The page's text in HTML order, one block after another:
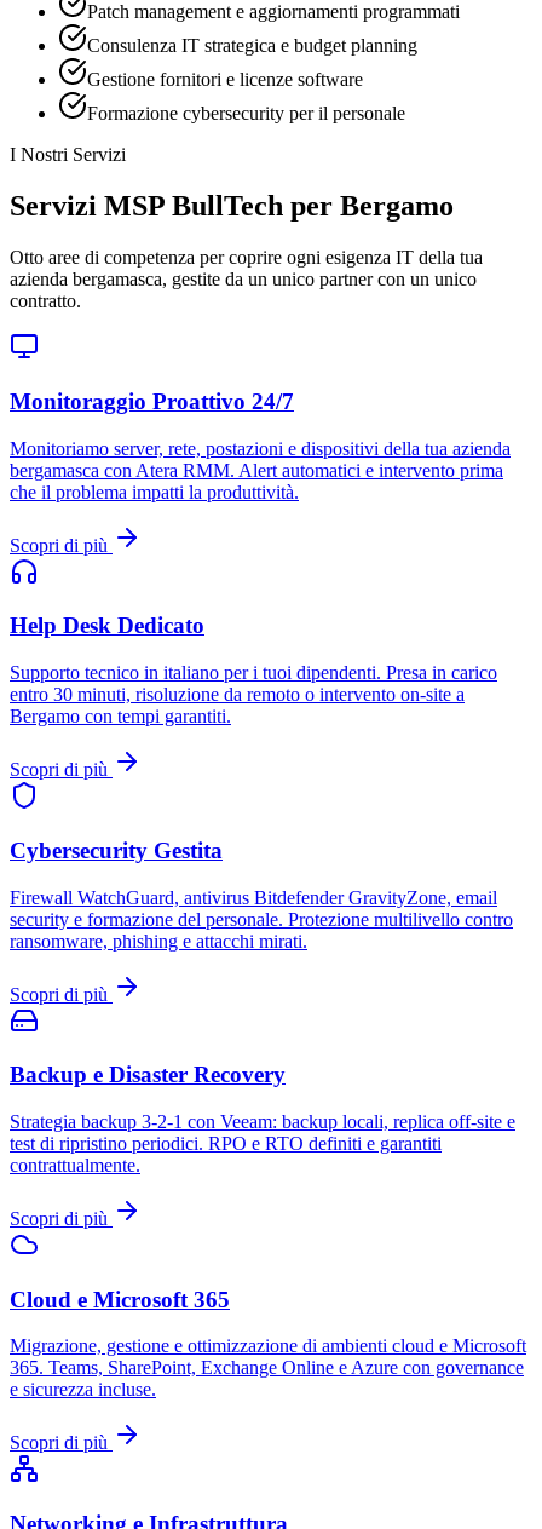
Patch management e aggiornamenti programmati
Consulenza IT strategica e budget planning
Gestione fornitori e licenze software
Formazione cybersecurity per il personale
I Nostri Servizi
Servizi MSP BullTech per Bergamo
Otto aree di competenza per coprire ogni esigenza IT della tua
azienda bergamasca, gestite da un unico partner con un unico
contratto.
Monitoraggio Proattivo 24/7
Monitoriamo server, rete, postazioni e dispositivi della tua azienda
bergamasca con Atera RMM. Alert automatici e intervento prima
che il problema impatti la produttività.
Scopri di più
Help Desk Dedicato
Supporto tecnico in italiano per i tuoi dipendenti. Presa in carico
entro 30 minuti, risoluzione da remoto o intervento on-site a
Bergamo con tempi garantiti.
Scopri di più
Cybersecurity Gestita
Firewall WatchGuard, antivirus Bitdefender GravityZone, email
security e formazione del personale. Protezione multilivello contro
ransomware, phishing e attacchi mirati.
Scopri di più
Backup e Disaster Recovery
Strategia backup 3-2-1 con Veeam: backup locali, replica off-site e
test di ripristino periodici. RPO e RTO definiti e garantiti
contrattualmente.
Scopri di più
Cloud e Microsoft 365
Migrazione, gestione e ottimizzazione di ambienti cloud e Microsoft
365. Teams, SharePoint, Exchange Online e Azure con governance
e sicurezza incluse.
Scopri di più
Networking e Infrastruttura